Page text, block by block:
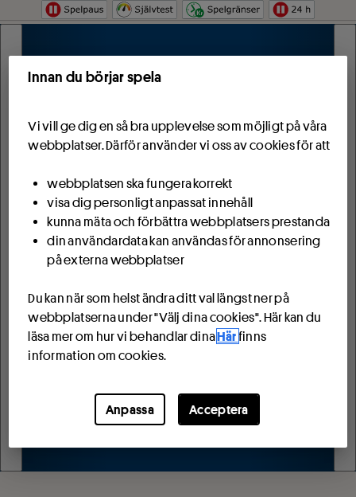
Hoppa till innehåll
Innan du börjar spela
Vi vill ge dig en så bra upplevelse som möjligt på våra
webbplatser. Därför använder vi oss av cookies för att
webbplatsen ska fungera korrekt
visa dig personligt anpassat innehåll
kunna mäta och förbättra webbplatsers prestanda
din användardata kan användas för annonsering
på externa webbplatser
Du kan när som helst ändra ditt val längst ner på
webbplatserna under "Välj dina cookies". Här kan du
läsa mer om hur vi behandlar dinaHär finns
information om cookies.
Anpassa Acceptera